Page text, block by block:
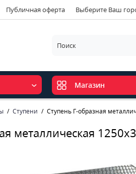
Публичная оферта Выберите Ваш
Магазин
Ступени Ступень Г-образная
металлическая